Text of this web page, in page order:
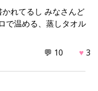
れてるし みなさんど
で温める、蒸しタオル
💬 10 ♥ 3